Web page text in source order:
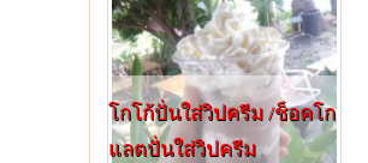
โกโก้ปั่นใส่วิปครีม /ช็อคโก
แลตปั่นใส่วิปครีม